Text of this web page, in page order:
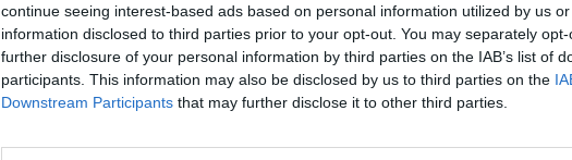
continue seeing interest-based ads based on personal information utilized by us
information disclosed to third parties prior to your opt-out. You may separately
further disclosure of your personal information by third parties on the IAB’s list of
participants. This information may also be disclosed by us to third parties on the
Downstream Participants that may further disclose it to other third parties.
8